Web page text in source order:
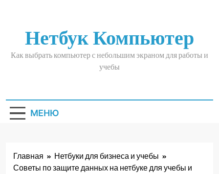
Нетбук Компьютер
Как выбрать компьютер с небольшим экраном для работы и
учебы
МЕНЮ
Главная
Нетбуки для бизнеса и учебы
Советы по защите данных на нетбуке для учебы и